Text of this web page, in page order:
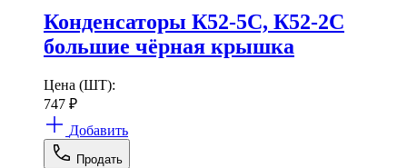
Конденсаторы К52-5С, К52-2С
большие чёрная крышка
Цена (ШТ):
747 ₽
Добавить
Продать